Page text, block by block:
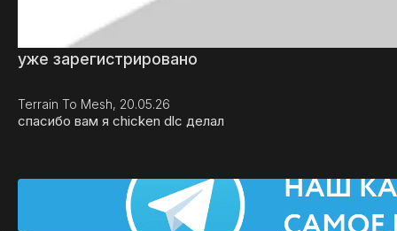
уже зарегистрировано
Terrain To Mesh, 20.05.26
спасибо вам я chicken dlc делал